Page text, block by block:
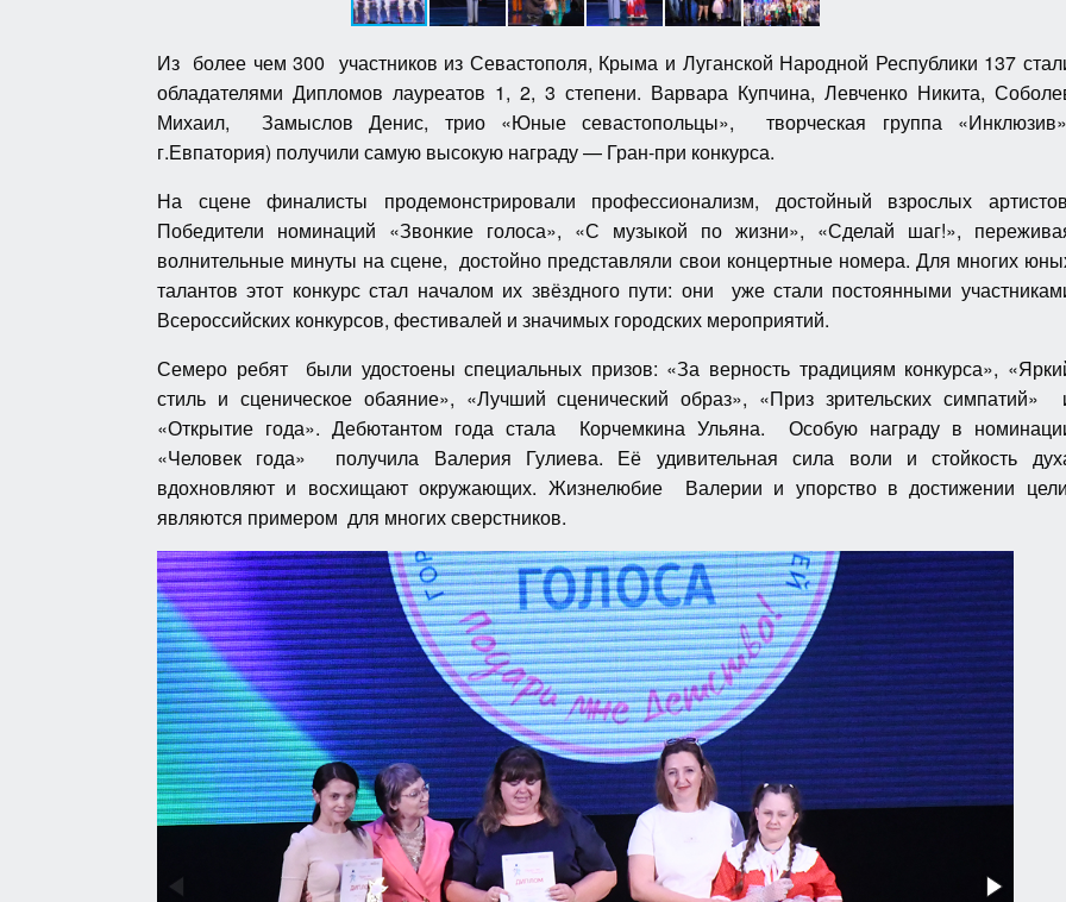
Из более чем 300 участников из Севастополя, Крыма и Луганской Народной Республики 137
обладателями Дипломов лауреатов 1, 2, 3 степени. Варвара Купчина, Левченко Никита,
Михаил, Замыслов Денис, трио «Юные севастопольцы», творческая группа
г.Евпатория) получили самую высокую награду — Гран-при конкурса.
На сцене финалисты продемонстрировали профессионализм, достойный взрослых
Победители номинаций «Звонкие голоса», «С музыкой по жизни», «Сделай шаг!»,
волнительные минуты на сцене, достойно представляли свои концертные номера. Для многих
талантов этот конкурс стал началом их звёздного пути: они уже стали постоянными
Всероссийских конкурсов, фестивалей и значимых городских мероприятий.
Семеро ребят были удостоены специальных призов: «За верность традициям конкурса»,
стиль и сценическое обаяние», «Лучший сценический образ», «Приз зрительских симпатий»
«Открытие года». Дебютантом года стала Корчемкина Ульяна. Особую награду в
«Человек года» получила Валерия Гулиева. Её удивительная сила воли и стойкость
вдохновляют и восхищают окружающих. Жизнелюбие Валерии и упорство в достижении
являются примером для многих сверстников.